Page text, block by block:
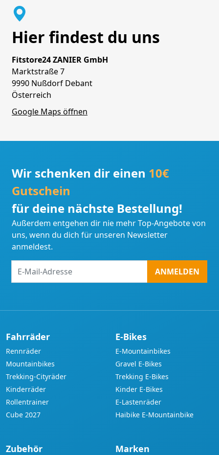
Hier findest du uns
Fitstore24 ZANIER GmbH
Marktstraße 7
9990 Nußdorf Debant
Österreich
Google Maps öffnen
Wir schenken dir einen 10€
Gutschein
für deine nächste Bestellung!
Außerdem entgehen dir nie mehr Top-Angebote von
uns, wenn du dich für unseren Newsletter
anmeldest.
Mail-
ANMELDEN
Fahrräder
Rennräder
Mountainbikes
Trekking-Cityräder
Kinderräder
Rollentrainer
Cube 2027
E-Bikes
E-Mountainbikes
Gravel E-Bikes
Trekking E-Bikes
Kinder E-Bikes
E-Lastenräder
Haibike E-Mountainbike
Zubehör Marken